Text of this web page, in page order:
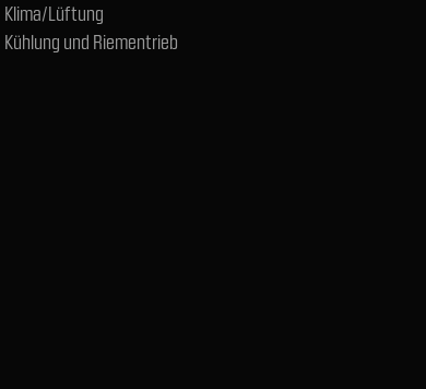
Klima/Lüftung
Kühlung und Riementrieb